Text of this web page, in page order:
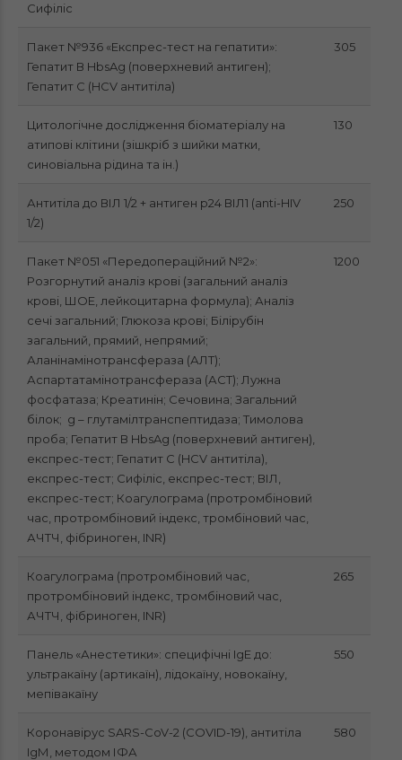
Сифіліс
Пакет №936 «Експрес-тест на гепатити»:
Гепатит В HbsAg (поверхневий антиген);
Гепатит C (HCV антитіла)
305
Цитологічне дослідження біоматеріалу на
атипові клітини (зішкріб з шийки матки,
синовіальна рідина та ін.)
130
Антитіла до ВІЛ 1/2 + антиген р24 ВІЛ1 (anti-HIV
1/2)
250
Пакет №051 «Передопераційний №2»:
Розгорнутий аналіз крові (загальний аналіз
крові, ШОЕ, лейкоцитарна формула); Аналіз
сечі загальний; Глюкоза крові; Білірубін
загальний, прямий, непрямий;
Аланінамінотрансфераза (АЛТ);
Аспартатамінотрансфераза (АСТ); Лужна
фосфатаза; Креатинін; Сечовина; Загальний
білок; g – глутамілтранспептидаза; Тимолова
проба; Гепатит В HbsAg (поверхневий антиген),
експрес-тест; Гепатит C (HCV антитіла),
експрес-тест; Сифіліс, експрес-тест; ВІЛ,
експрес-тест; Коагулограма (протромбіновий
час, протромбіновий індекс, тромбіновий час,
АЧТЧ, фібриноген, INR)
1200
Коагулограма (протромбіновий час,
протромбіновий індекс, тромбіновий час,
АЧТЧ, фібриноген, INR)
265
Панель «Анестетики»: специфічні IgE до:
ультракаїну (артикаїн), лідокаїну, новокаїну,
мепівакаїну
550
Коронавірус SARS-CoV-2 (COVID-19), антитіла
IgМ, методом ІФА
580